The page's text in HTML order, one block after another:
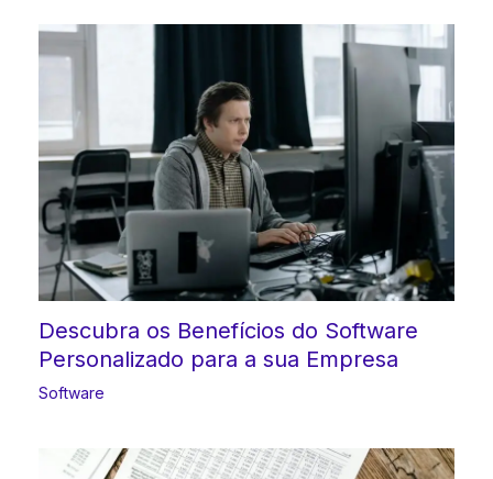
Descubra os Benefícios do Software
Personalizado para a sua Empresa
Software